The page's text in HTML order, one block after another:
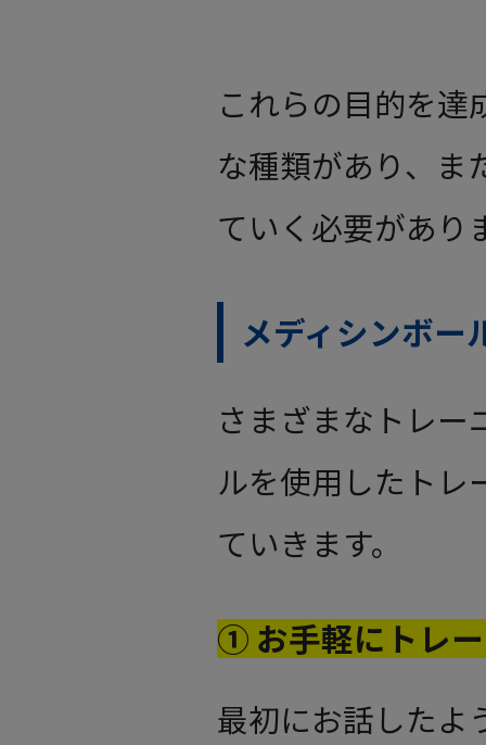
これらの目的を達
な種類があり、ま
ていく必要があり
メディシンボー
さまざまなトレー
ルを使用したトレ
ていきます。
① お手軽にトレ
最初にお話したよ